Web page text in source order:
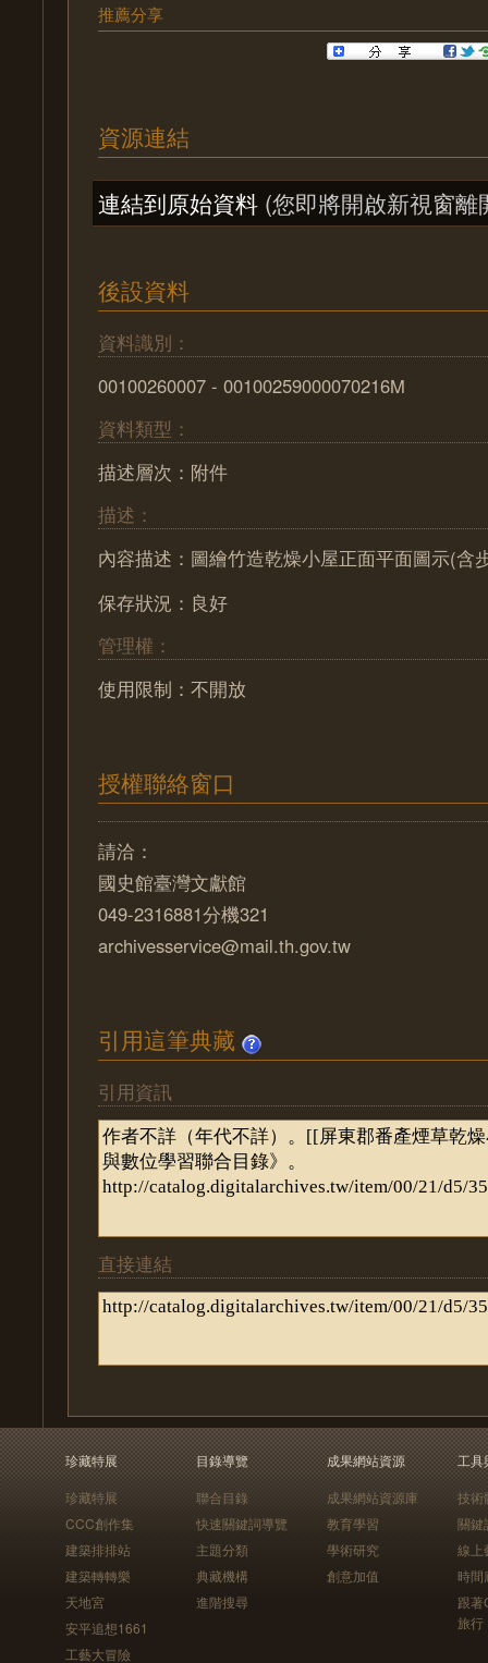
推薦分享
資源連結
連結到原始資料 (您即將開啟新視窗離
後設資料
資料識別：
00100260007 - 00100259000070216M
資料類型：
描述層次：附件
描述：
內容描述：圖繪竹造乾燥小屋正面平面圖示(含
保存狀況：良好
管理權：
使用限制：不開放
授權聯絡窗口
請洽：
國史館臺灣文獻館
049-2316881分機321
archivesservice@mail.th.gov.tw
引用這筆典藏
引用資訊
直接連結
珍藏特展
珍藏特展
CCC創作集
建築排排站
建築轉轉樂
天地宮
安平追想1661
工藝大冒險
目錄導覽
聯合目錄
快速關鍵詞導覽
主題分類
典藏機構
進階搜尋
成果網站資源
成果網站資源庫
教育學習
學術研究
創意加值
工具
技術
關鍵
線上
時間
跟
旅行